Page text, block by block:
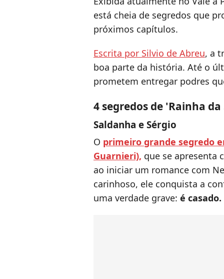
está cheia de segredos que
próximos capítulos.
Escrita por Silvio de Abreu, a
boa parte da história. Até o
prometem entregar podres
4 segredos de 'Rainha
Saldanha e Sérgio
O primeiro grande segredo
Guarnieri), que se apresenta
ao iniciar um romance com
carinhoso, ele conquista a
uma verdade grave: é casado.